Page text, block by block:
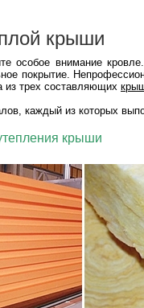
крыши
внимание
покрытие.
из трех составляющих
каждый из которых
крыши